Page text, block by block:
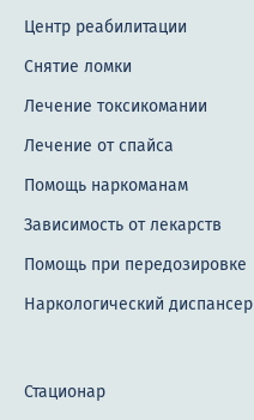
Центр реабилитации
Снятие ломки
Лечение токсикомании
Лечение от спайса
Помощь наркоманам
Зависимость от лекарств
Помощь при передозировке
Наркологический диспансер
Стационар